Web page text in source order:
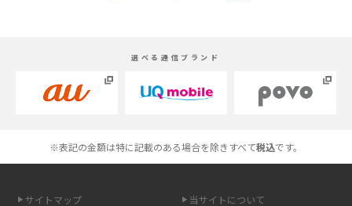
Androidスマホとは？特徴やメリット・デメリット、おススメ機種を紹介
高校生にスマホ制限は必要？所持率やメリット・デメリットを詳しく紹介
トを解説
選べる通信ブランド
※表記の金額は特に記載のある場合を除きすべて税込です。
サイトマップ
当サイトについて